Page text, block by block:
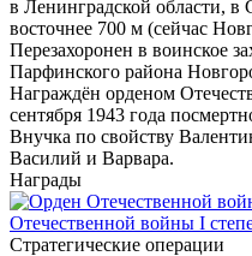
в Ленинградской области, в
восточнее 700 м (сейчас
Перезахоронен в воинское
Парфинского района
Награждён орденом
сентября 1943 года
Внучка по свойству
Василий и Варвара.
Награды
Отечественной войны I
Стратегические операции